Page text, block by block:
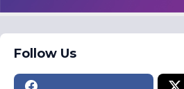
Follow Us